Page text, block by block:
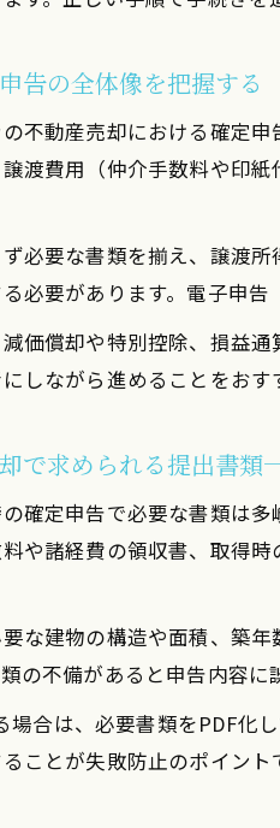
投資
必要書類
不動
ワン
確定
不動
告の全体像を把握する
不動産売却における確定
渡費用（仲介手数料や印
必要な書類を揃え、譲渡
必要があります。電子申告
価償却や特別控除、損益
しながら進めることをお
で求められる提出書類
確定申告で必要な書類は
や諸経費の領収書、取得
な建物の構造や面積、築
の不備があると申告内容
場合は、必要書類をPDF化
ことが失敗防止のポイント